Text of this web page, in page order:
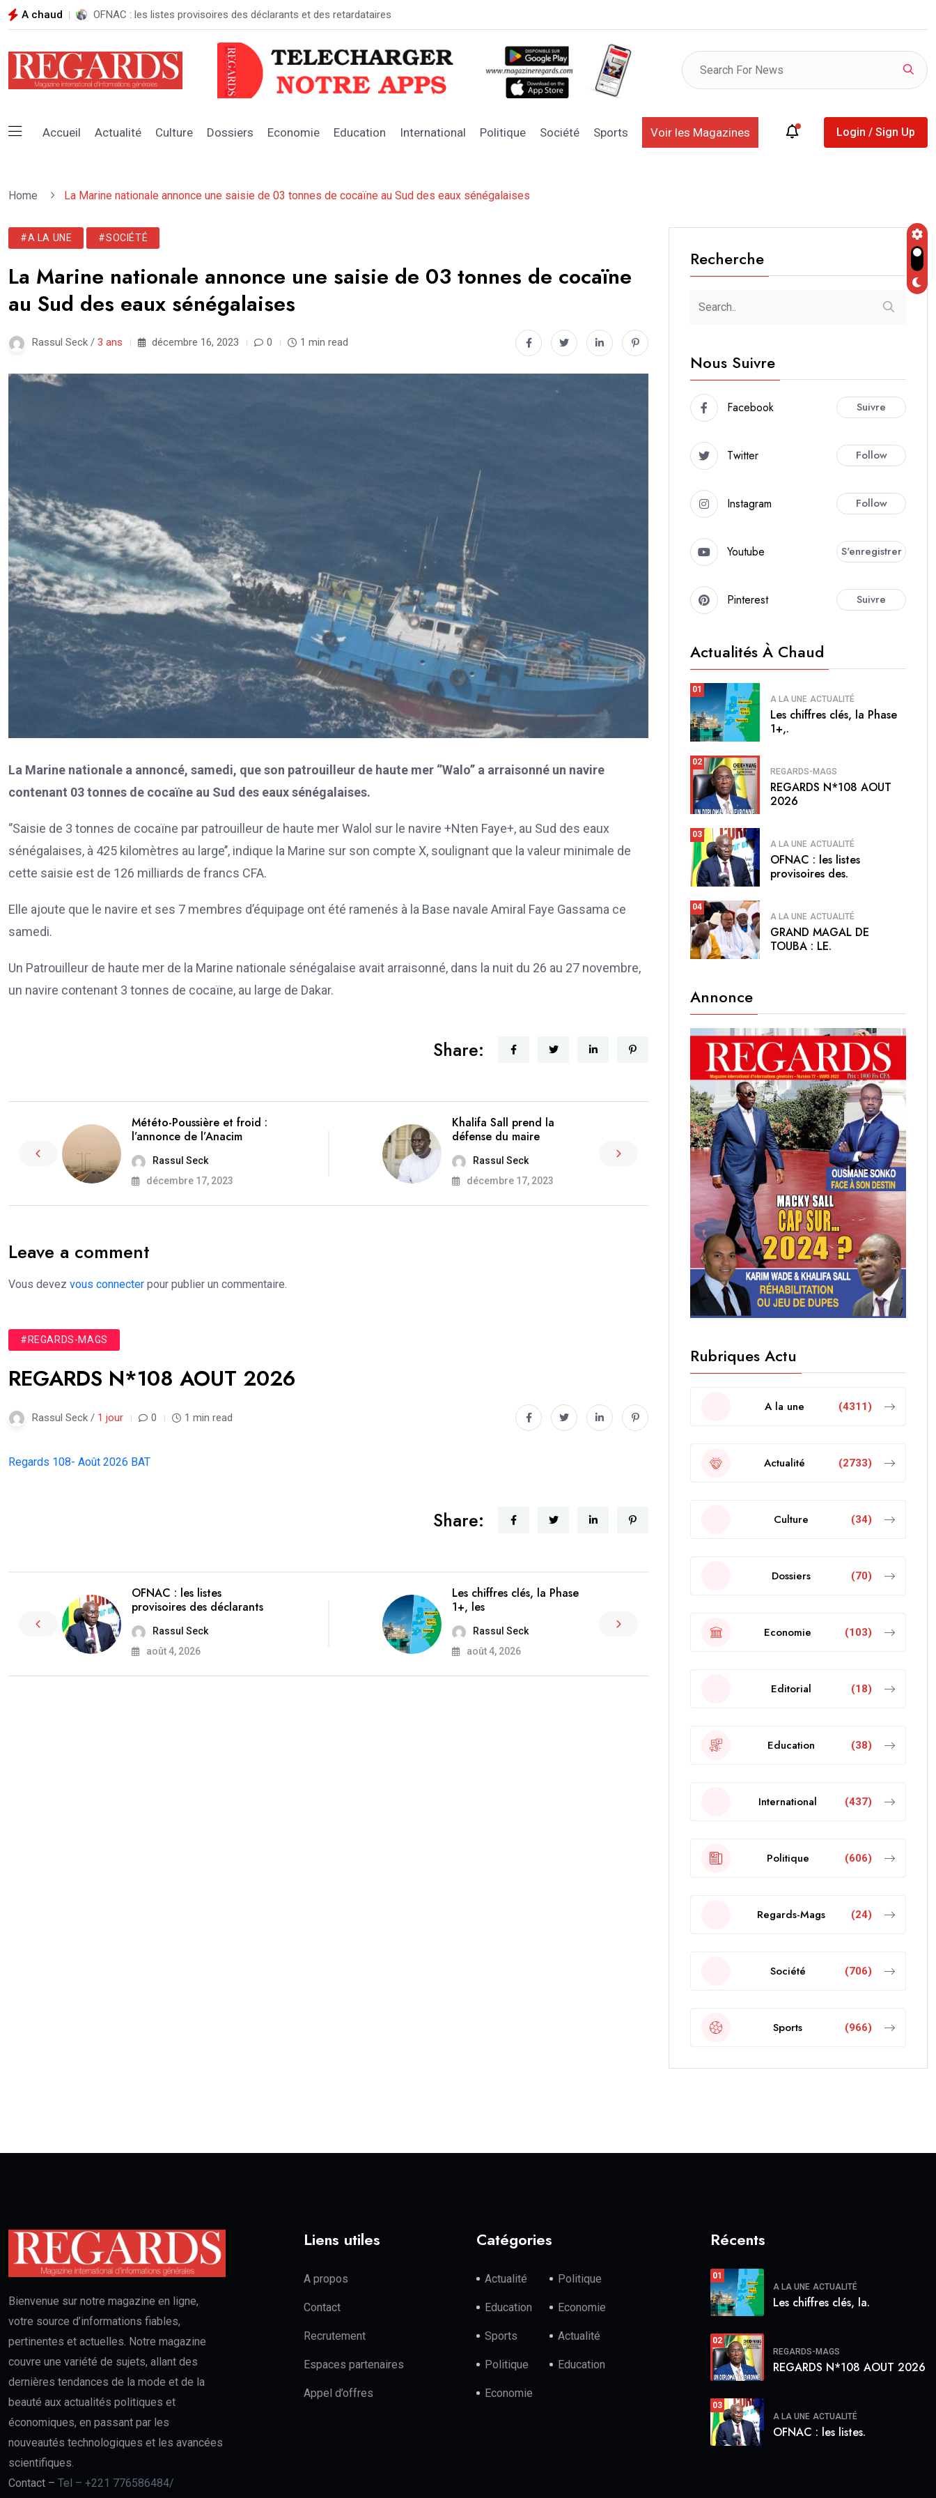
A chaud OFNAC : les listes provisoires des déclarants et des retardataires
Accueil Actualité Culture Dossiers Economie Education International Politique Société Sports Voir les Magazines Login / Sign Up
Home La Marine nationale annonce une saisie de 03 tonnes de cocaïne au Sud des eaux sénégalaises
#A LA UNE #SOCIÉTÉ
La Marine nationale annonce une saisie de 03 tonnes de cocaïne
au Sud des eaux sénégalaises
Rassul Seck / 3 ans décembre 16, 2023 0 1 min read
La Marine nationale a annoncé, samedi, que son patrouilleur de haute mer ‘’Walo’’ a arraisonné un navire
contenant 03 tonnes de cocaïne au Sud des eaux sénégalaises.
‘’Saisie de 3 tonnes de cocaïne par patrouilleur de haute mer Walol sur le navire +Nten Faye+, au Sud des eaux
sénégalaises, à 425 kilomètres au large’’, indique la Marine sur son compte X, soulignant que la valeur minimale de
cette saisie est de 126 milliards de francs CFA.
Elle ajoute que le navire et ses 7 membres d’équipage ont été ramenés à la Base navale Amiral Faye Gassama ce
samedi.
Un Patrouilleur de haute mer de la Marine nationale sénégalaise avait arraisonné, dans la nuit du 26 au 27 novembre,
un navire contenant 3 tonnes de cocaïne, au large de Dakar.
Share:
Météto-Poussière et froid :
l’annonce de l’Anacim
Rassul Seck
décembre 17, 2023
Khalifa Sall prend la
défense du maire
Rassul Seck
décembre 17, 2023
Leave a comment
Vous devez vous connecter pour publier un commentaire.
#REGARDS-MAGS
REGARDS N*108 AOUT 2026
Rassul Seck / 1 jour 0 1 min read
Regards 108- Août 2026 BAT
Share:
OFNAC : les listes
provisoires des déclarants
Rassul Seck
août 4, 2026
Les chiffres clés, la Phase
1+, les
Rassul Seck
août 4, 2026
Recherche
Nous Suivre
Facebook Suivre
Twitter Follow
Instagram Follow
Youtube S'enregistrer
Pinterest Suivre
Actualités À Chaud
01
A LA UNE ACTUALITÉ
Les chiffres clés, la Phase
1+,.
02
REGARDS-MAGS
REGARDS N*108 AOUT
2026
03
A LA UNE ACTUALITÉ
OFNAC : les listes
provisoires des.
04
A LA UNE ACTUALITÉ
GRAND MAGAL DE
TOUBA : LE.
Annonce
Rubriques Actu
A la une (4311)
Actualité (2733)
Culture (34)
Dossiers (70)
Economie (103)
Editorial (18)
Education (38)
International (437)
Politique (606)
Regards-Mags (24)
Société (706)
Sports (966)
Bienvenue sur notre magazine en ligne,
votre source d’informations fiables,
pertinentes et actuelles. Notre magazine
couvre une variété de sujets, allant des
dernières tendances de la mode et de la
beauté aux actualités politiques et
économiques, en passant par les
nouveautés technologiques et les avancées
scientifiques.
Contact – Tel – +221 776586484/
Liens utiles
A propos
Contact
Recrutement
Espaces partenaires
Appel d’offres
Catégories
Actualité Politique
Education Economie
Sports Actualité
Politique Education
Economie
Récents
01
A LA UNE ACTUALITÉ
Les chiffres clés, la.
02
REGARDS-MAGS
REGARDS N*108 AOUT 2026
03
A LA UNE ACTUALITÉ
OFNAC : les listes.